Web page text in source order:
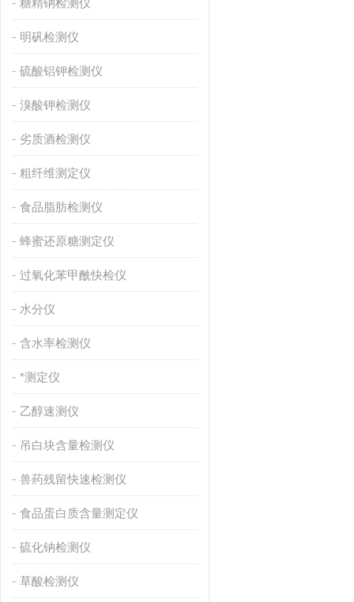
糖精钠检测仪
明矾检测仪
硫酸铝钾检测仪
溴酸钾检测仪
劣质酒检测仪
粗纤维测定仪
食品脂肪检测仪
蜂蜜还原糖测定仪
过氧化苯甲酰快检仪
水分仪
含水率检测仪
*测定仪
乙醇速测仪
吊白块含量检测仪
兽药残留快速检测仪
食品蛋白质含量测定仪
硫化钠检测仪
草酸检测仪